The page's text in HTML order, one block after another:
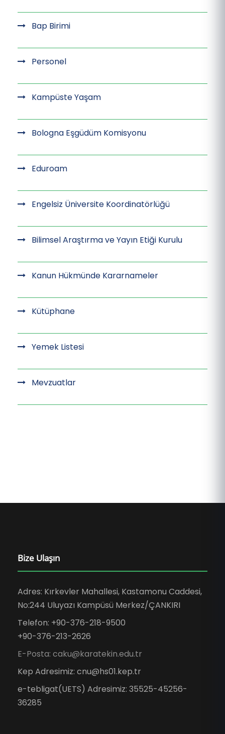
Bap Birimi
Personel
Kampüste Yaşam
Bologna Eşgüdüm Komisyonu
Eduroam
Engelsiz Üniversite Koordinatörlüğü
Bilimsel Araştırma ve Yayın Etiği Kurulu
Kanun Hükmünde Kararnameler
Kütüphane
Yemek Listesi
Mevzuatlar
Bize Ulaşın
Adres: Kırkevler Mahallesi, Kastamonu Caddesi,
No:244 Uluyazı Kampüsü Merkez/ÇANKIRI
Telefon: +90-376-218-9500
+90-376-213-2626
E-Posta: caku@karatekin.edu.tr
Kep Adresimiz: cnu@hs01.kep.tr
e-tebligat(UETS) Adresimiz: 35525-45256-
36285